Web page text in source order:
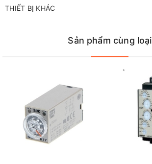
THIẾT BỊ KHÁC
Sản phẩm cùng loại